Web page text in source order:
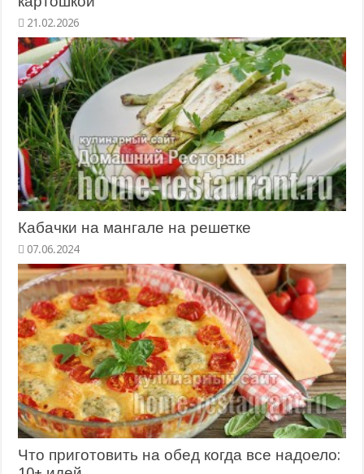
21.02.2026
Кабачки на мангале на решетке
07.06.2024
Что приготовить на обед когда все надоело: